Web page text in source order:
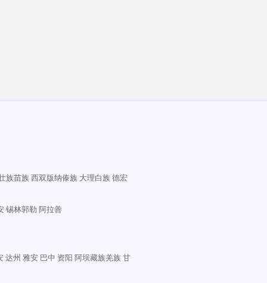
族苗族西双版纳傣族 大理白族德宏
锡林郭勒 阿拉善
达州 雅安 巴中 资阳 阿坝藏族羌族甘